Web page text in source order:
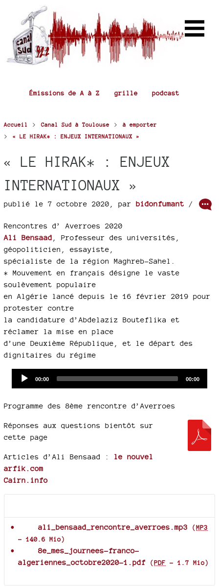
Émissions de A à Z grille podcast
Accueil > Canal Sud à Toulouse > à emporter
> « LE HIRAK* : ENJEUX INTERNATIONAUX »
« LE HIRAK* : ENJEUX
INTERNATIONAUX »
publié le 7 octobre 2020 par bidonfumant /
Rencontres d’ Averroes 2020
Ali Bensaad , Professeur des universités,
géopoliticien, essayiste,
spécialiste de la région Maghreb-Sahel.
* Mouvement en français désigne le vaste
soulèvement populaire
en Algérie lancé depuis le 16 février 2019 pour
protester contre
la candidature d’Abdelaziz Bouteflika et
réclamer la mise en place
d’une Deuxième République, et le départ des
dignitaires du régime
Current
00:00
Total
00:00
Programme des 8ème rencontre d’Averroes
Réponses aux questions bientôt sur
cette page
Articles d’Ali Bensaad : le nouvel
arfik.com
Cairn.info
ali_bensaad_rencontre_averroes.mp3 (MP3
- 140.6 Mio)
8e_mes_journees-franco-
algeriennes_octobre2020-1.pdf
(PDF - 1.7 Mio)